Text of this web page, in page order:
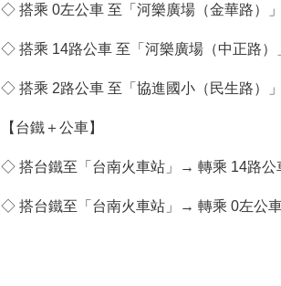
◇ 搭乘 0左公車 至「河樂廣場（金華路）
◇ 搭乘 14路公車 至「河樂廣場（中正路）
◇ 搭乘 2路公車 至「協進國小（民生路）
【台鐵＋公車】
◇ 搭台鐵至「台南火車站」→ 轉乘 14路公
◇ 搭台鐵至「台南火車站」→ 轉乘 0左公